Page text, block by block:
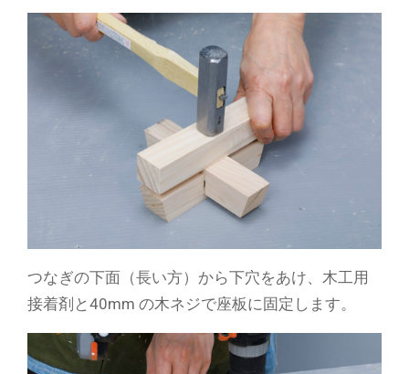
つなぎの下面（長い方）から下穴をあけ、木工用
接着剤と40mm の木ネジで座板に固定します。